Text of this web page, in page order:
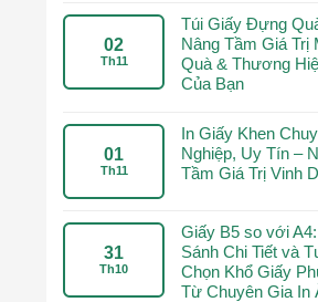
02
Th11
Túi Giấy Đựng
Nâng Tầm Giá Trị
Quà & Thương
Của Bạn
01
Th11
In Giấy Khen
Nghiệp, Uy Tín –
Tầm Giá Trị Vinh
31
Th10
Giấy B5 so với
Sánh Chi Tiết và
Chọn Khổ Giấy
Từ Chuyên Gia In